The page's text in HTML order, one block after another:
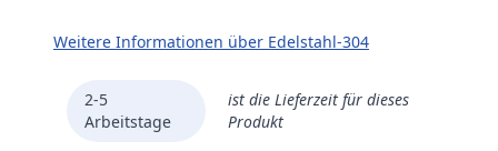
Weitere Informationen über Edelstahl-304
2-5
Arbeitstage
ist die Lieferzeit für dieses
Produkt